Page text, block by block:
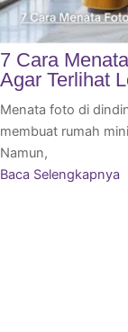
7 Cara
Agar Terlihat
Menata foto di
membuat rumah
Namun,
Baca Selengkapnya